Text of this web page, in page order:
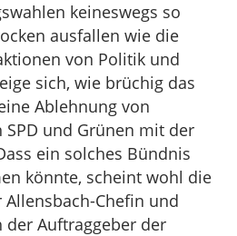
keineswegs so
ausfallen wie die
von Politik und
sich, wie brüchig das
Ablehnung von
SPD und Grünen mit der
ein solches Bündnis
könnte, scheint wohl die
Allensbach-Chefin und
Auftraggeber der